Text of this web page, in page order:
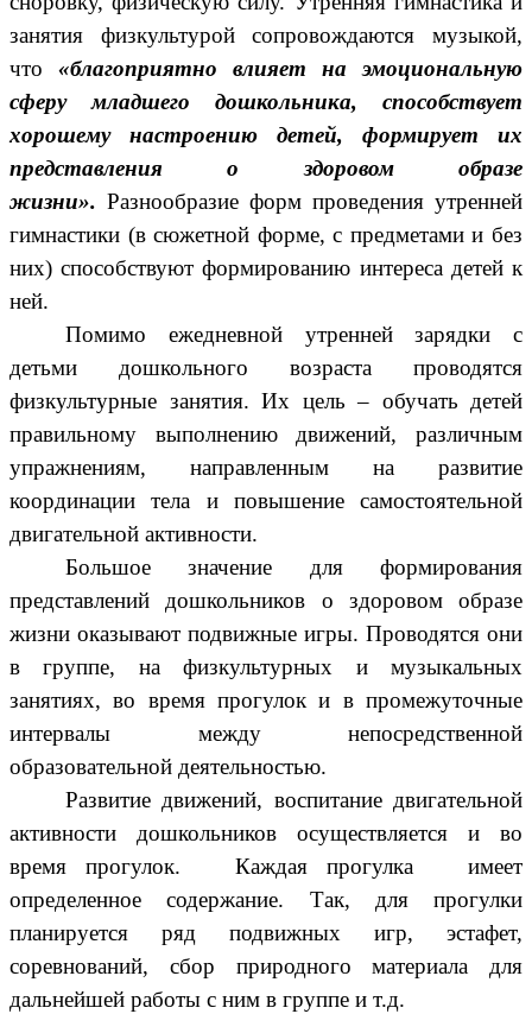
занятия физкультурой сопровождаются музыкой,
что «благоприятно влияет на эмоциональную
сферу младшего дошкольника, способствует
хорошему настроению детей, формирует их
представления о здоровом образе
жизни». Разнообразие форм проведения утренней
гимнастики (в сюжетной форме, с предметами и без
них) способствуют формированию интереса детей к
ней.
Помимо ежедневной утренней зарядки с
детьми дошкольного возраста проводятся
физкультурные занятия. Их цель – обучать детей
правильному выполнению движений, различным
упражнениям, направленным на развитие
координации тела и повышение самостоятельной
двигательной активности.
Большое значение для формирования
представлений дошкольников о здоровом образе
жизни оказывают подвижные игры. Проводятся они
в группе, на физкультурных и музыкальных
занятиях, во время прогулок и в промежуточные
интервалы между непосредственной
образовательной деятельностью.
Развитие движений, воспитание двигательной
активности дошкольников осуществляется и во
время прогулок. Каждая прогулка имеет
определенное содержание. Так, для прогулки
планируется ряд подвижных игр, эстафет,
соревнований, сбор природного материала для
дальнейшей работы с ним в группе и т.д.